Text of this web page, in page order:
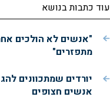
עוד כתבות בנושא
"אנשים לא הולכים
מתפזרים"
יורדים שמתכוונים
אנשים חצופים